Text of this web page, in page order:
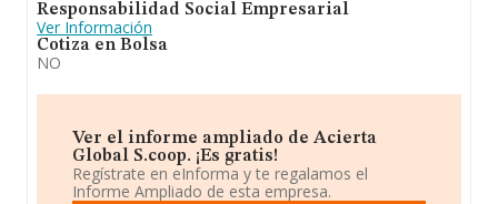
Responsabilidad Social Empresarial
Ver Información
Cotiza en Bolsa
NO
Ver el informe ampliado de Acierta
Global S.coop. ¡Es gratis!
Regístrate en eInforma y te regalamos el
Informe Ampliado de esta empresa.